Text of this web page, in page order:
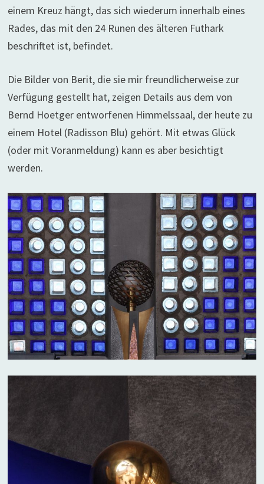
einem Kreuz hängt, das sich wiederum innerhalb eines
Rades, das mit den 24 Runen des älteren Futhark
beschriftet ist, befindet.
Die Bilder von Berit, die sie mir freundlicherweise zur
Verfügung gestellt hat, zeigen Details aus dem von
Bernd Hoetger entworfenen Himmelssaal, der heute zu
einem Hotel (Radisson Blu) gehört. Mit etwas Glück
(oder mit Voranmeldung) kann es aber besichtigt
werden.